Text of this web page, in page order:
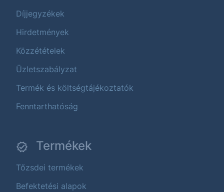
Díjjegyzékek
Hirdetmények
Közzétételek
Üzletszabályzat
Termék és költségtájékoztatók
Fenntarthatóság
Termékek
Tőzsdei termékek
Befektetési alapok